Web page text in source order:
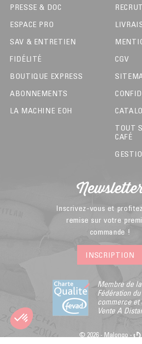
PRESSE & DOC
ESPACE PRO
SAV & ENTRETIEN
FIDÉLITÉ
BOUTIQUE EXPRESS
ABONNEMENTS
LA MACHINE EOH
CGV
TOUT
CAFÉ
Inscrivez-vous et
remise sur votre
commande !
INSCRIPTION
Membre de la
Fédération du
commerce et
Vente A
© 2026 - Malongo -